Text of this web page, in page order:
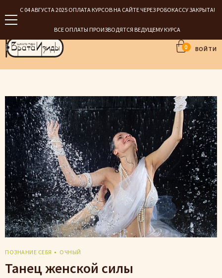
С 04 АВГУСТА 2025 ОПЛАТА КУРСОВ НА САЙТЕ ЧЕРЕЗ РОБОКАССУ ЗАКРЫТА!
ВСЕ ОПЛАТЫ ПРОИЗВОДЯТСЯ ВЕДУЩЕМУ КУРСА
0 ВОЙТИ
ПОЗНАНИЕ СЕБЯ ОЧНЫЙ
Танец женской силы